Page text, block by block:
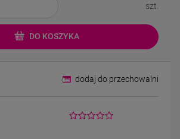
szt.
DO KOSZYKA
dodaj do przechowalni